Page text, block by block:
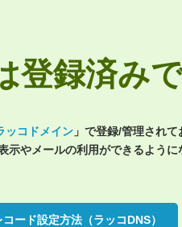
登録済み
ッコドメイン 」で登録/管理されて
やメールの利用ができるように
コード設定方法（ラッコDNS）